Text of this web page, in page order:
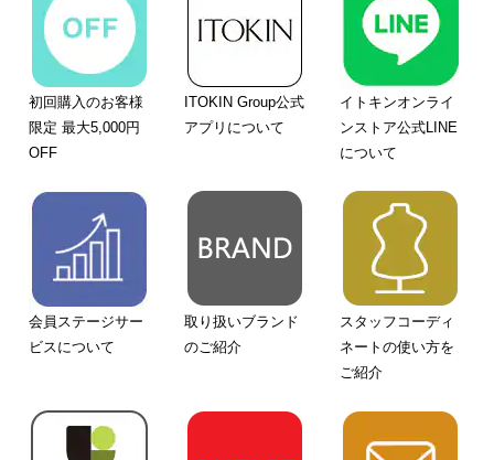
初回購入のお客様
限定 最大5,000円
OFF
ITOKIN Group公式
アプリについて
イトキンオンライ
ンストア公式LINE
について
会員ステージサー
ビスについて
取り扱いブランド
のご紹介
スタッフコーディ
ネートの使い方を
ご紹介